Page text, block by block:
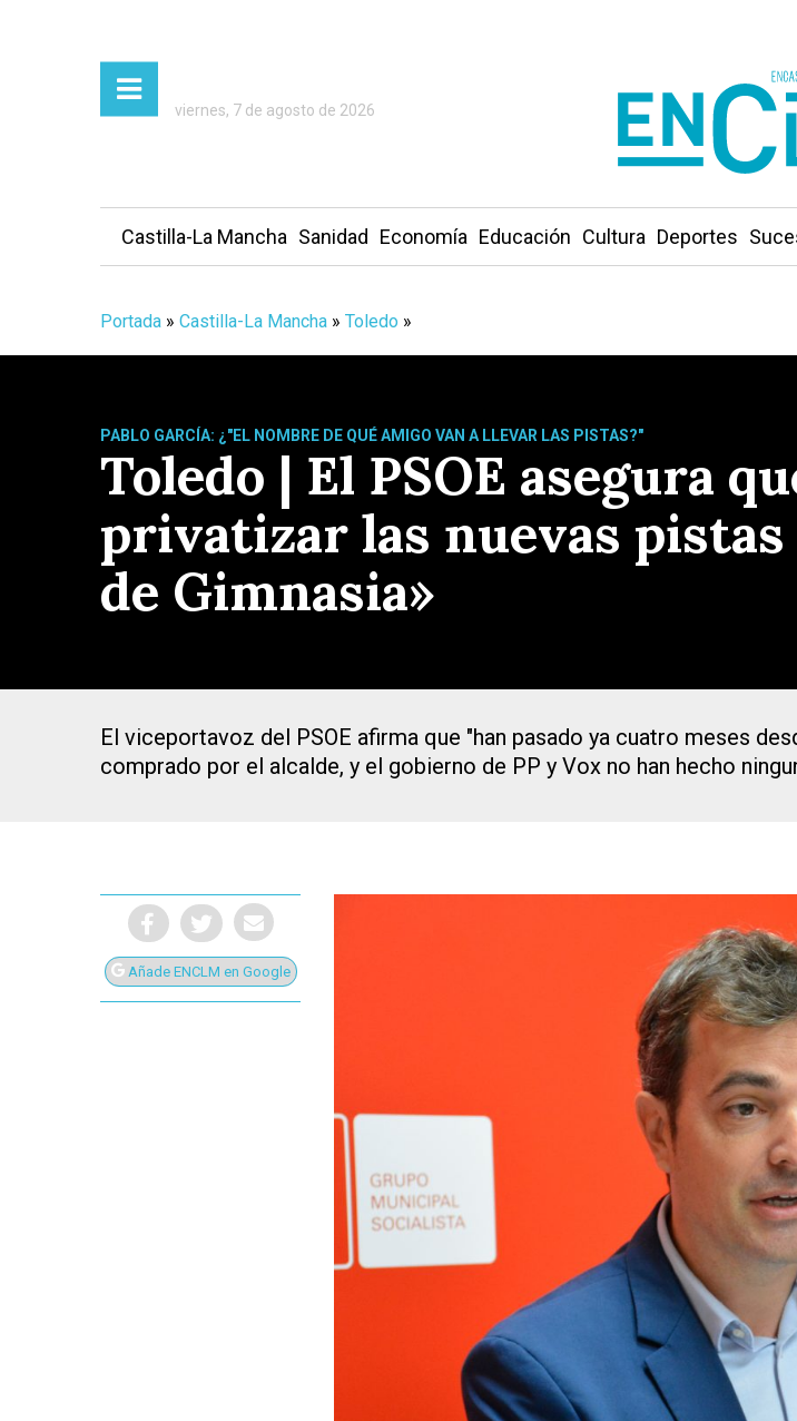
Presiona Intro para buscar o ESC para cerrar
viernes, 7 de agosto de 2026
Castilla-La Mancha Sanidad Economía Educación Cultura Deportes
Portada » Castilla-La Mancha » Toledo »
PABLO GARCÍA: ¿"EL NOMBRE DE QUÉ AMIGO VAN A LLEVAR LAS PISTAS?"
Toledo | El PSOE asegura
privatizar las nuevas pistas
de Gimnasia»
El viceportavoz del PSOE afirma que "han pasado ya cuatro meses
comprado por el alcalde, y el gobierno de PP y Vox no han hecho
Añade ENCLM en Google